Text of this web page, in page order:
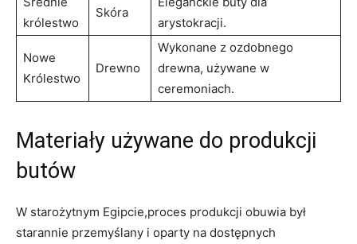
królestwo
Skóra
arystokracji.
Nowe
Królestwo
Drewno
Wykonane z ozdobnego
drewna, używane w
ceremoniach.
Materiały używane do produkcji
butów
W starożytnym Egipcie,proces produkcji⁤ obuwia ⁣był
starannie ‌przemyślany i oparty na ⁢dostępnych